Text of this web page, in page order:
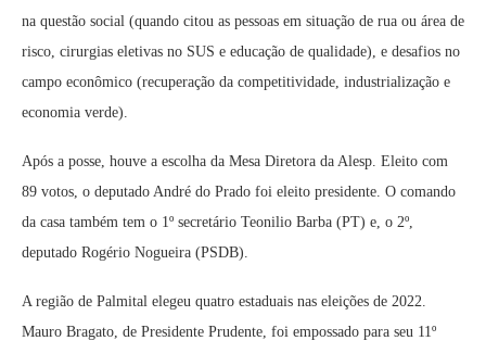
na questão social (quando citou as pessoas em situação de rua ou área de
risco, cirurgias eletivas no SUS e educação de qualidade), e desafios no
campo econômico (recuperação da competitividade, industrialização e
economia verde).
Após a posse, houve a escolha da Mesa Diretora da Alesp. Eleito com
89 votos, o deputado André do Prado foi eleito presidente. O comando
da casa também tem o 1º secretário Teonilio Barba (PT) e, o 2º,
deputado Rogério Nogueira (PSDB).
A região de Palmital elegeu quatro estaduais nas eleições de 2022.
Mauro Bragato, de Presidente Prudente, foi empossado para seu 11º